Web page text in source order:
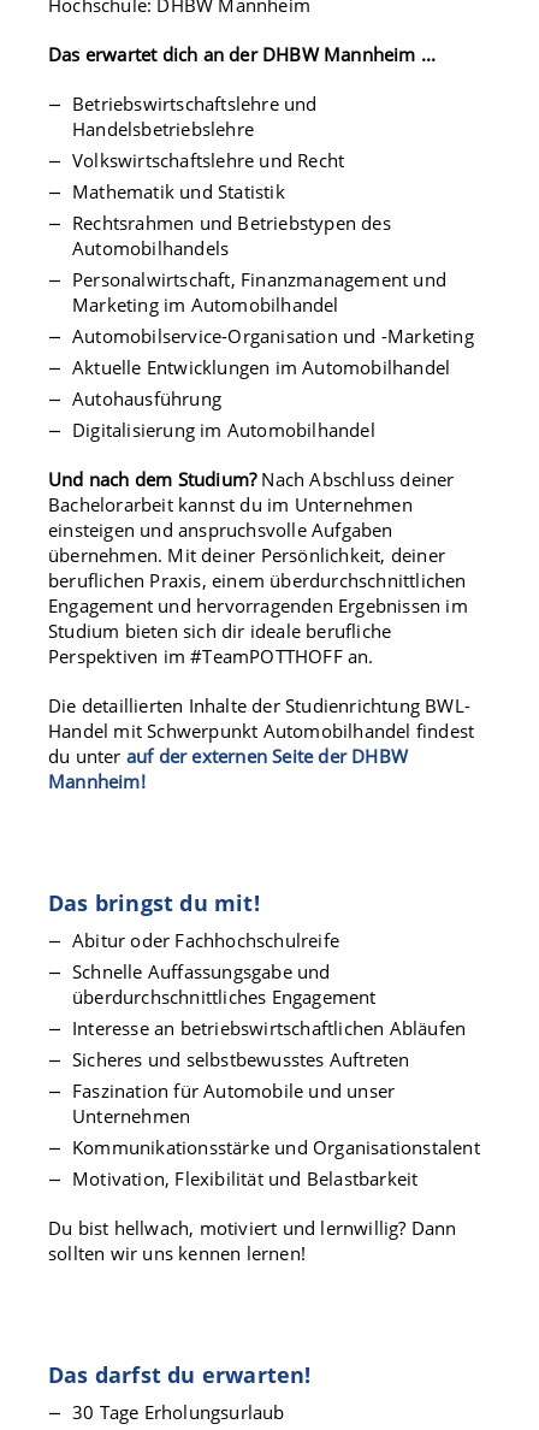
Hochschule: DHBW Mannheim
Das erwartet dich an der DHBW Mannheim ...
Betriebswirtschaftslehre und
Handelsbetriebslehre
Volkswirtschaftslehre und Recht
Mathematik und Statistik
Rechtsrahmen und Betriebstypen des
Automobilhandels
Personalwirtschaft, Finanzmanagement und
Marketing im Automobilhandel
Automobilservice-Organisation und -Marketing
Aktuelle Entwicklungen im Automobilhandel
Autohausführung
Digitalisierung im Automobilhandel
Und nach dem Studium?Nach Abschluss deiner
Bachelorarbeit kannst du im Unternehmen
einsteigen und anspruchsvolle Aufgaben
übernehmen. Mit deiner Persönlichkeit, deiner
beruflichen Praxis, einem überdurchschnittlichen
Engagement und hervorragenden Ergebnissen im
Studium bieten sich dir ideale berufliche
Perspektiven im #TeamPOTTHOFF an.
Die detaillierten Inhalte der Studienrichtung BWL-
Handel mit Schwerpunkt Automobilhandel findest
du unter auf der externen Seite der DHBW
Mannheim!
Das bringst du mit!
Abitur oder Fachhochschulreife
Schnelle Auffassungsgabe und
überdurchschnittliches Engagement
Interesse an betriebswirtschaftlichen Abläufen
Sicheres und selbstbewusstes Auftreten
Faszination für Automobile und unser
Unternehmen
Kommunikationsstärke und Organisationstalent
Motivation, Flexibilität und Belastbarkeit
Du bist hellwach, motiviert und lernwillig? Dann
sollten wir uns kennen lernen!
Das darfst du erwarten!
30 Tage Erholungsurlaub